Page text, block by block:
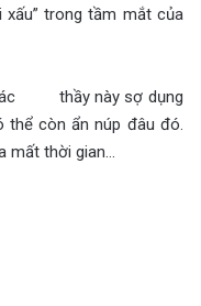
xấu” trong tầm mắt của
các thầy này sợ dụng
thể còn ẩn núp đâu đó.
mất thời gian…